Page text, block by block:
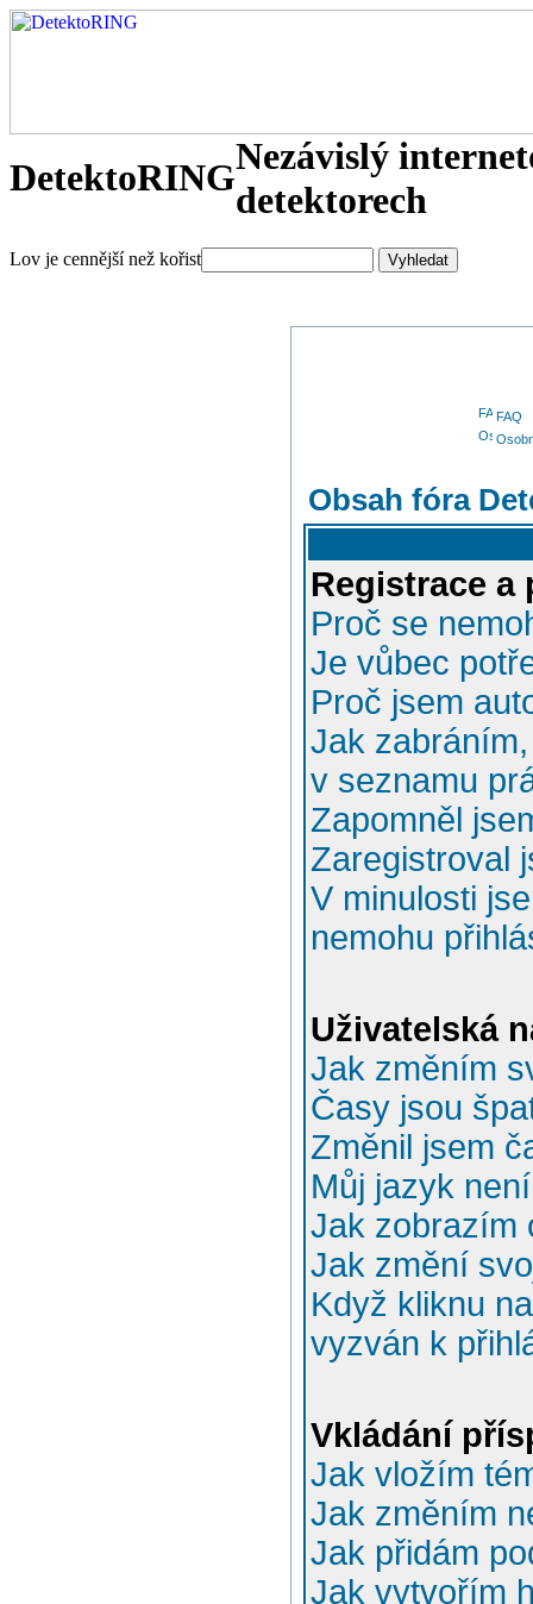
DetektoRINGNezávislý
detektorech
Lov je cennější než kořist
FAQ
Obsah fóra
Registrace a
Proč se
Je vůbec
Proč jsem
Jak
v seznamu
Zapomněl
Zaregistroval
V minulosti
nemohu
Uživatelská
Jak změním
Časy jsou
Změnil jsem
Můj jazyk
Jak zobrazím
Jak změní
Když kliknu
vyzván k
Vkládání
Jak vložím
Jak změním
Jak přidám
Jak vytvořím